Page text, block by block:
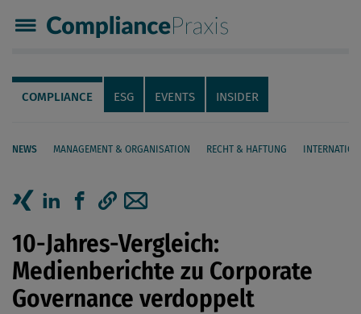
Compliance Praxis
Servicenavigation
Navigation
COMPLIANCE ESG EVENTS INSIDER
NEWS MANAGEMENT & ORGANISATION RECHT & HAFTUNG
Seiteninhalt
Artikel auf Xing teilen
Artikel auf linkedIn teilen
Artikel auf Facebook teilen
Artikellink kopieren
Artikel per Mail teilen
10-Jahres-Vergleich:
Medienberichte zu Corporate
Governance verdoppelt